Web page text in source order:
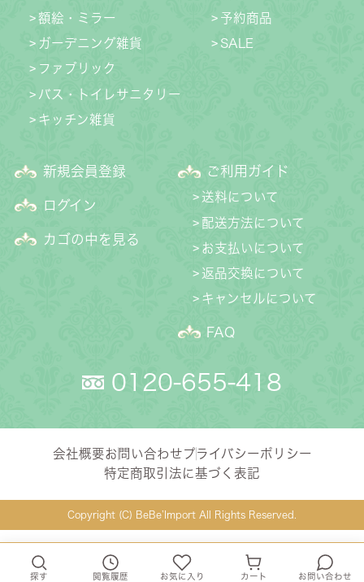
額絵・ミラー
ガーデニング雑貨
ファブリック
バス・トイレサニタリー
キッチン雑貨
予約商品
SALE
新規会員登録
ログイン
カゴの中を見る
ご利用ガイド
送料について
配送方法について
お支払いについて
返品交換について
キャンセルについて
FAQ
0120-655-418
会社概要お問い合わせプライバシーポリシー
特定商取引法に基づく表記
Copyright (C) BeBe’Import All Rights Reserved.
探す 閲覧履歴 お気に入り カート お問い合わせ